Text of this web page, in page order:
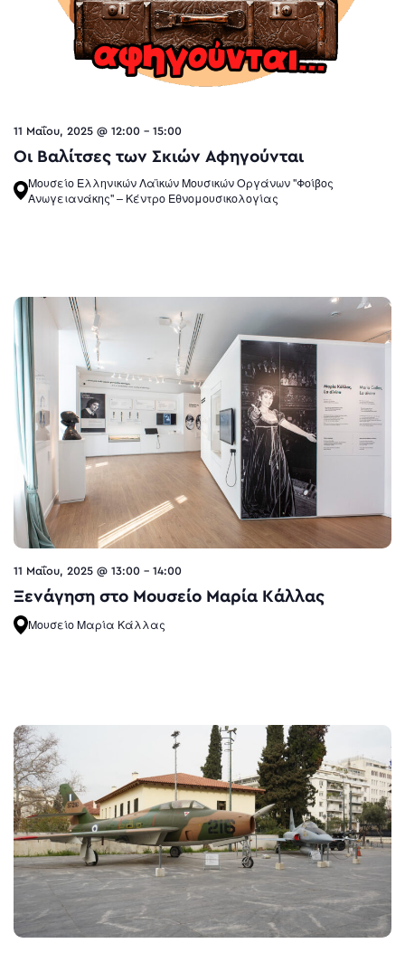
11 Μαΐου, 2025 @ 12:00 - 15:00
Οι Βαλίτσες των Σκιών Αφηγούνται
Μουσείο Ελληνικών Λαϊκών Μουσικών Οργάνων "Φοίβος
Ανωγειανάκης" – Κέντρο Εθνομουσικολογίας
11 Μαΐου, 2025 @ 13:00 - 14:00
Ξενάγηση στο Μουσείο Μαρία Κάλλας
Μουσείο Μαρία Κάλλας